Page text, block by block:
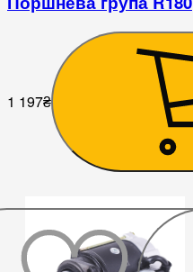
1 197₴